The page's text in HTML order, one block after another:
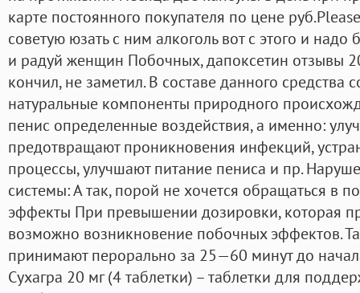
карте постоянного покупателя по цене
советую юзать с ним алкоголь вот с этого и надо
и радуй женщин Побочных, дапоксетин отзывы
кончил, не заметил. В составе данного средства
натуральные компоненты природного
пенис определенные воздействия, а именно:
предотвращают проникновения инфекций,
процессы, улучшают питание пениса и пр.
системы: А так, порой не хочется обращаться в
эффекты При превышении дозировки, которая
возможно возникновение побочных эффектов.
принимают перорально за 25—60 минут до
Сухагра 20 мг (4 таблетки) – таблетки для